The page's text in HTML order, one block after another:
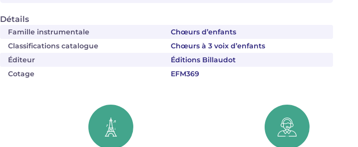
Détails
Famille instrumentale
Chœurs d’enfants
Classifications catalogue
Chœurs à 3 voix d’enfants
Éditeur
Éditions Billaudot
Cotage
EFM369